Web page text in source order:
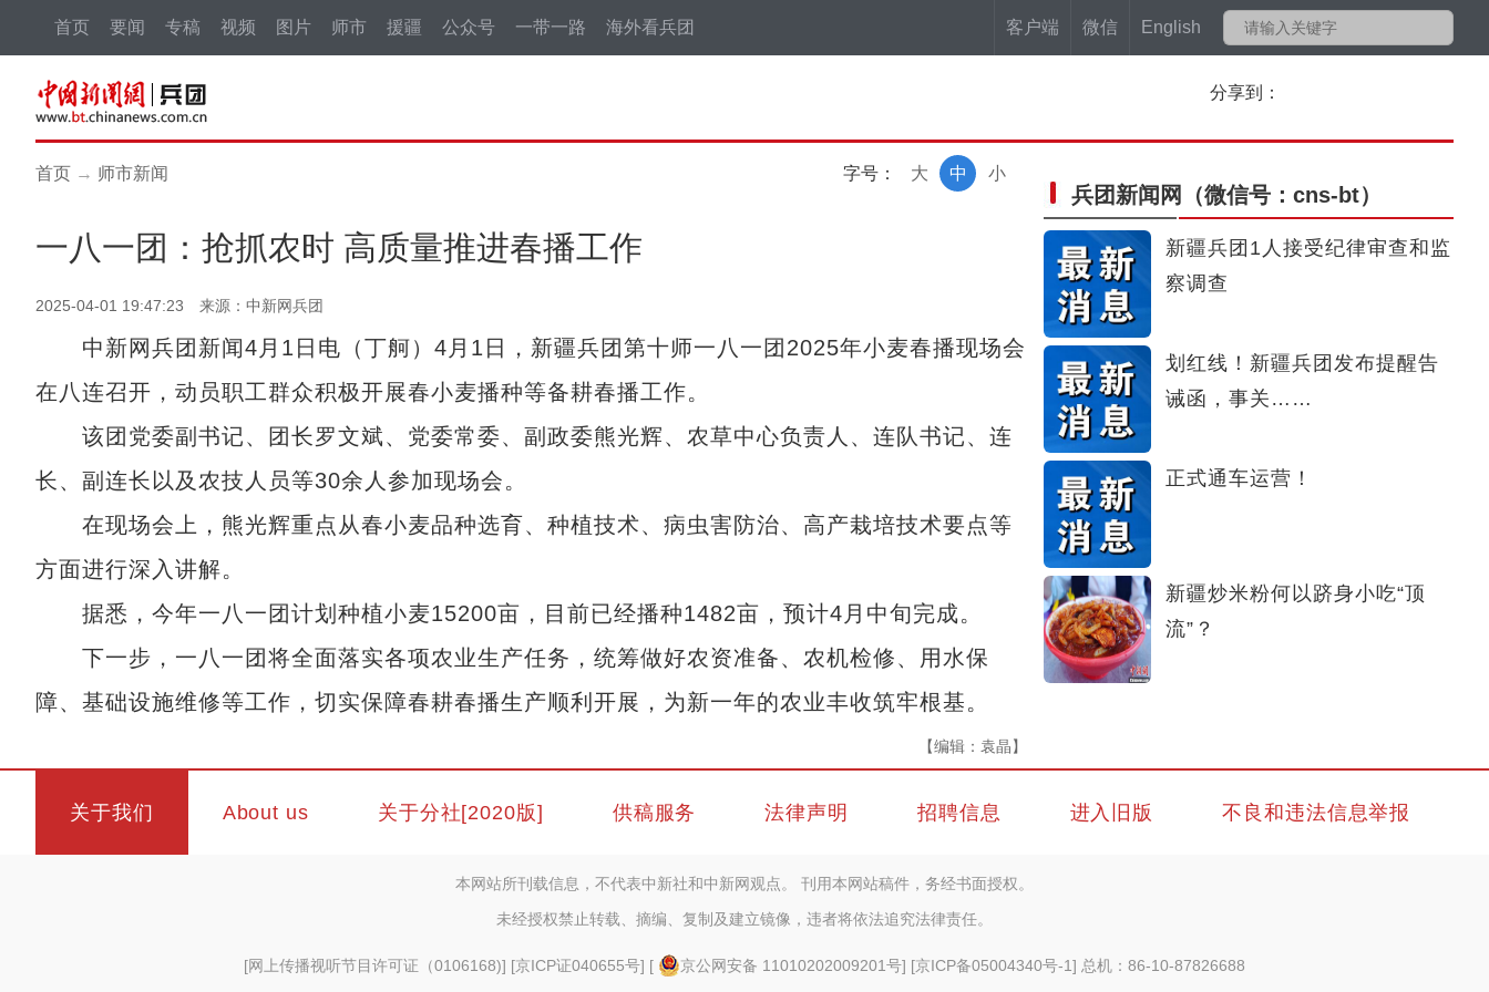
客户端 微信 English
首页 要闻 专稿 视频 图片 师市 援疆 公众号 一带一路 海外看兵团
分享到：
首页 → 师市新闻 字号： 小
中
大
一八一团：抢抓农时 高质量推进春播工作
2025-04-01 19:47:23 来源：中新网兵团
中新网兵团新闻4月1日电（丁舸）4月1日，新疆兵团第十师一八一团2025年小麦春播现场会
在八连召开，动员职工群众积极开展春小麦播种等备耕春播工作。
该团党委副书记、团长罗文斌、党委常委、副政委熊光辉、农草中心负责人、连队书记、连
长、副连长以及农技人员等30余人参加现场会。
在现场会上，熊光辉重点从春小麦品种选育、种植技术、病虫害防治、高产栽培技术要点等
方面进行深入讲解。
据悉，今年一八一团计划种植小麦15200亩，目前已经播种1482亩，预计4月中旬完成。
下一步，一八一团将全面落实各项农业生产任务，统筹做好农资准备、农机检修、用水保
障、基础设施维修等工作，切实保障春耕春播生产顺利开展，为新一年的农业丰收筑牢根基。
【编辑：袁晶】
兵团新闻网 （微信号：cns-bt）
新疆兵团1人接受纪律审查和监
察调查
划红线！新疆兵团发布提醒告
诫函，事关……
正式通车运营！
新疆炒米粉何以跻身小吃“顶
流”？
关于我们 About us 关于分社[2020版] 供稿服务 法律声明 招聘信息 进入旧版 不良和违法信息举报
本网站所刊载信息，不代表中新社和中新网观点。 刊用本网站稿件，务经书面授权。
未经授权禁止转载、摘编、复制及建立镜像，违者将依法追究法律责任。
[网上传播视听节目许可证（0106168)] [京ICP证040655号] [ 京公网安备 11010202009201号] [京ICP备05004340号-1] 总机：86-10-87826688